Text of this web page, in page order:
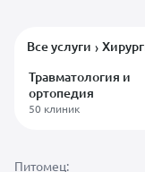
Все услуги ›
Травматология и
ортопедия
50 клиник
Питомец: